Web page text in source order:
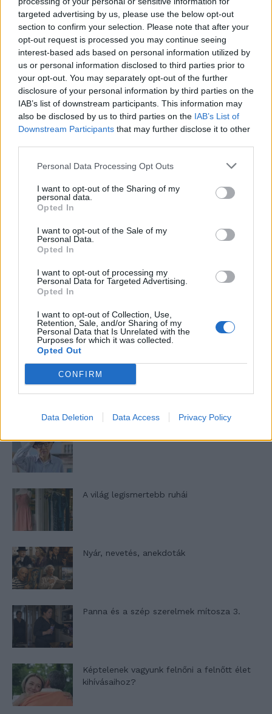
targeted advertising by us, please use the below opt-out
section to confirm your selection. Please note that after your
opt-out request is processed you may continue seeing
interest-based ads based on personal information utilized by
us or personal information disclosed to third parties prior to
your opt-out. You may separately opt-out of the further
disclosure of your personal information by third parties on the
IAB’s list of downstream participants. This information may
also be disclosed by us to third parties on the IAB’s List of
Downstream Participants that may further disclose it to other
Personal Data Processing Opt Outs
I want to opt-out of the Sharing of my
personal data.
Opted In
I want to opt-out of the Sale of my
Personal Data.
Opted In
I want to opt-out of processing my
Personal Data for Targeted Advertising.
Opted In
I want to opt-out of Collection, Use,
Retention, Sale, and/or Sharing of my
Personal Data that Is Unrelated with the
Purposes for which it was collected.
Opted Out
CONFIRM
Data Deletion Data Access Privacy Policy
Szent Genovéva, a túlélő Franciaország
jelképe
Minka 12. rész
T. szereti a fiatal lányokat 14. rész
nőknek, amikor segítséget kérnek?
A legidegesítőbb kifejezések laza
gyűjteménye
Elyna Robbs: Adéle és az örökölt árnyak
A világ legismertebb ruhái
Nyár, nevetés, anekdoták
Panna és a szép szerelmek mítosza 3.
Képtelenek vagyunk felnőni a felnőtt élet
kihívásaihoz?